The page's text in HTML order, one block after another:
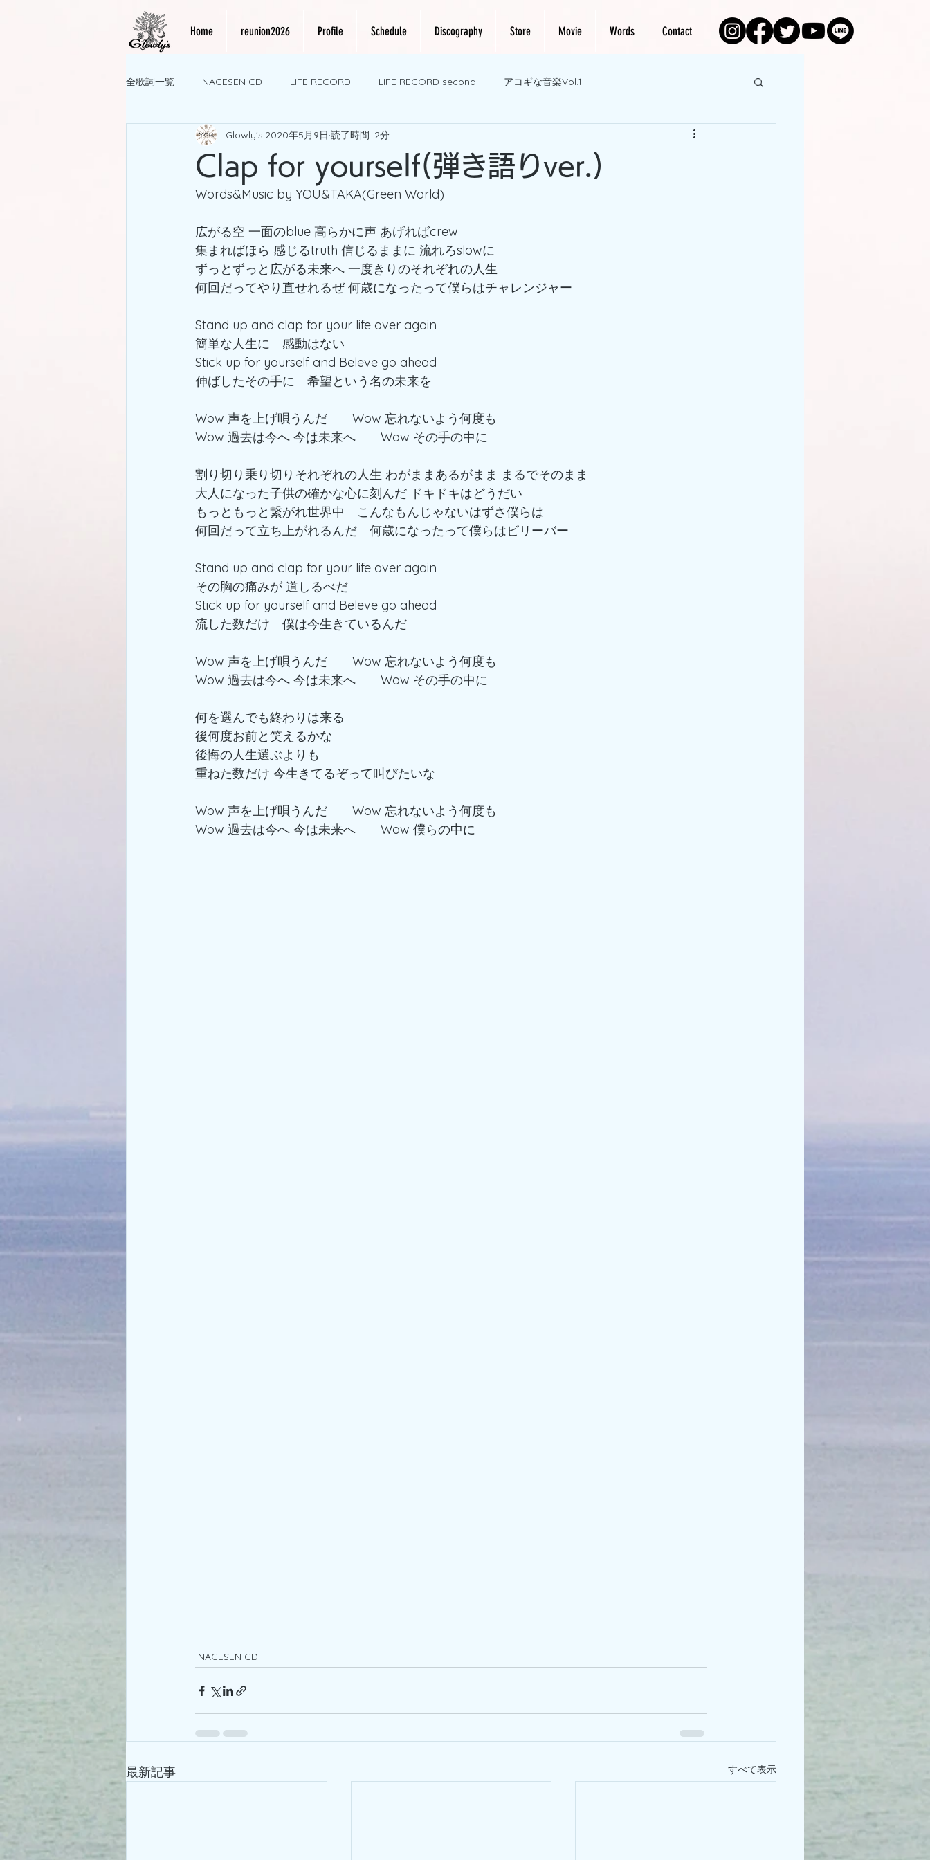
Home reunion2026 Profile Schedule Discography Store Movie Words Contact
全歌詞一覧 NAGESEN CD LIFE RECORD LIFE RECORD second アコギな音楽Vol.1
Clap for yourself(弾き語りver.)
Glowly's 2020年5月9日 読了時間: 2分
Words&Music by YOU&TAKA(Green World)
広がる空 一面のblue 高らかに声 あげればcrew
集まればほら 感じるtruth 信じるままに 流れろslowに
ずっとずっと広がる未来へ 一度きりのそれぞれの人生
何回だってやり直せれるぜ 何歳になったって僕らはチャレンジャー
Stand up and clap for your life over again
簡単な人生に　感動はない
Stick up for yourself and Beleve go ahead
伸ばしたその手に　希望という名の未来を
Wow 声を上げ唄うんだ　　Wow 忘れないよう何度も
Wow 過去は今へ 今は未来へ　　Wow その手の中に
割り切り乗り切りそれぞれの人生 わがままあるがまま まるでそのまま
大人になった子供の確かな心に刻んだ ドキドキはどうだい
もっともっと繋がれ世界中　こんなもんじゃないはずさ僕らは
何回だって立ち上がれるんだ　何歳になったって僕らはビリーバー
Stand up and clap for your life over again
その胸の痛みが 道しるべだ
Stick up for yourself and Beleve go ahead
流した数だけ　僕は今生きているんだ
Wow 声を上げ唄うんだ　　Wow 忘れないよう何度も
Wow 過去は今へ 今は未来へ　　Wow その手の中に
何を選んでも終わりは来る
後何度お前と笑えるかな
後悔の人生選ぶよりも
重ねた数だけ 今生きてるぞって叫びたいな
Wow 声を上げ唄うんだ　　Wow 忘れないよう何度も
Wow 過去は今へ 今は未来へ　　Wow 僕らの中に
NAGESEN CD
最新記事 すべて表示